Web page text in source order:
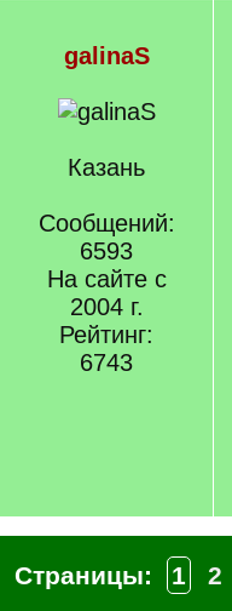
galinaS
Казань
Сообщений:
6593
На сайте с
2004 г.
Рейтинг:
6743
Страницы: 1 2